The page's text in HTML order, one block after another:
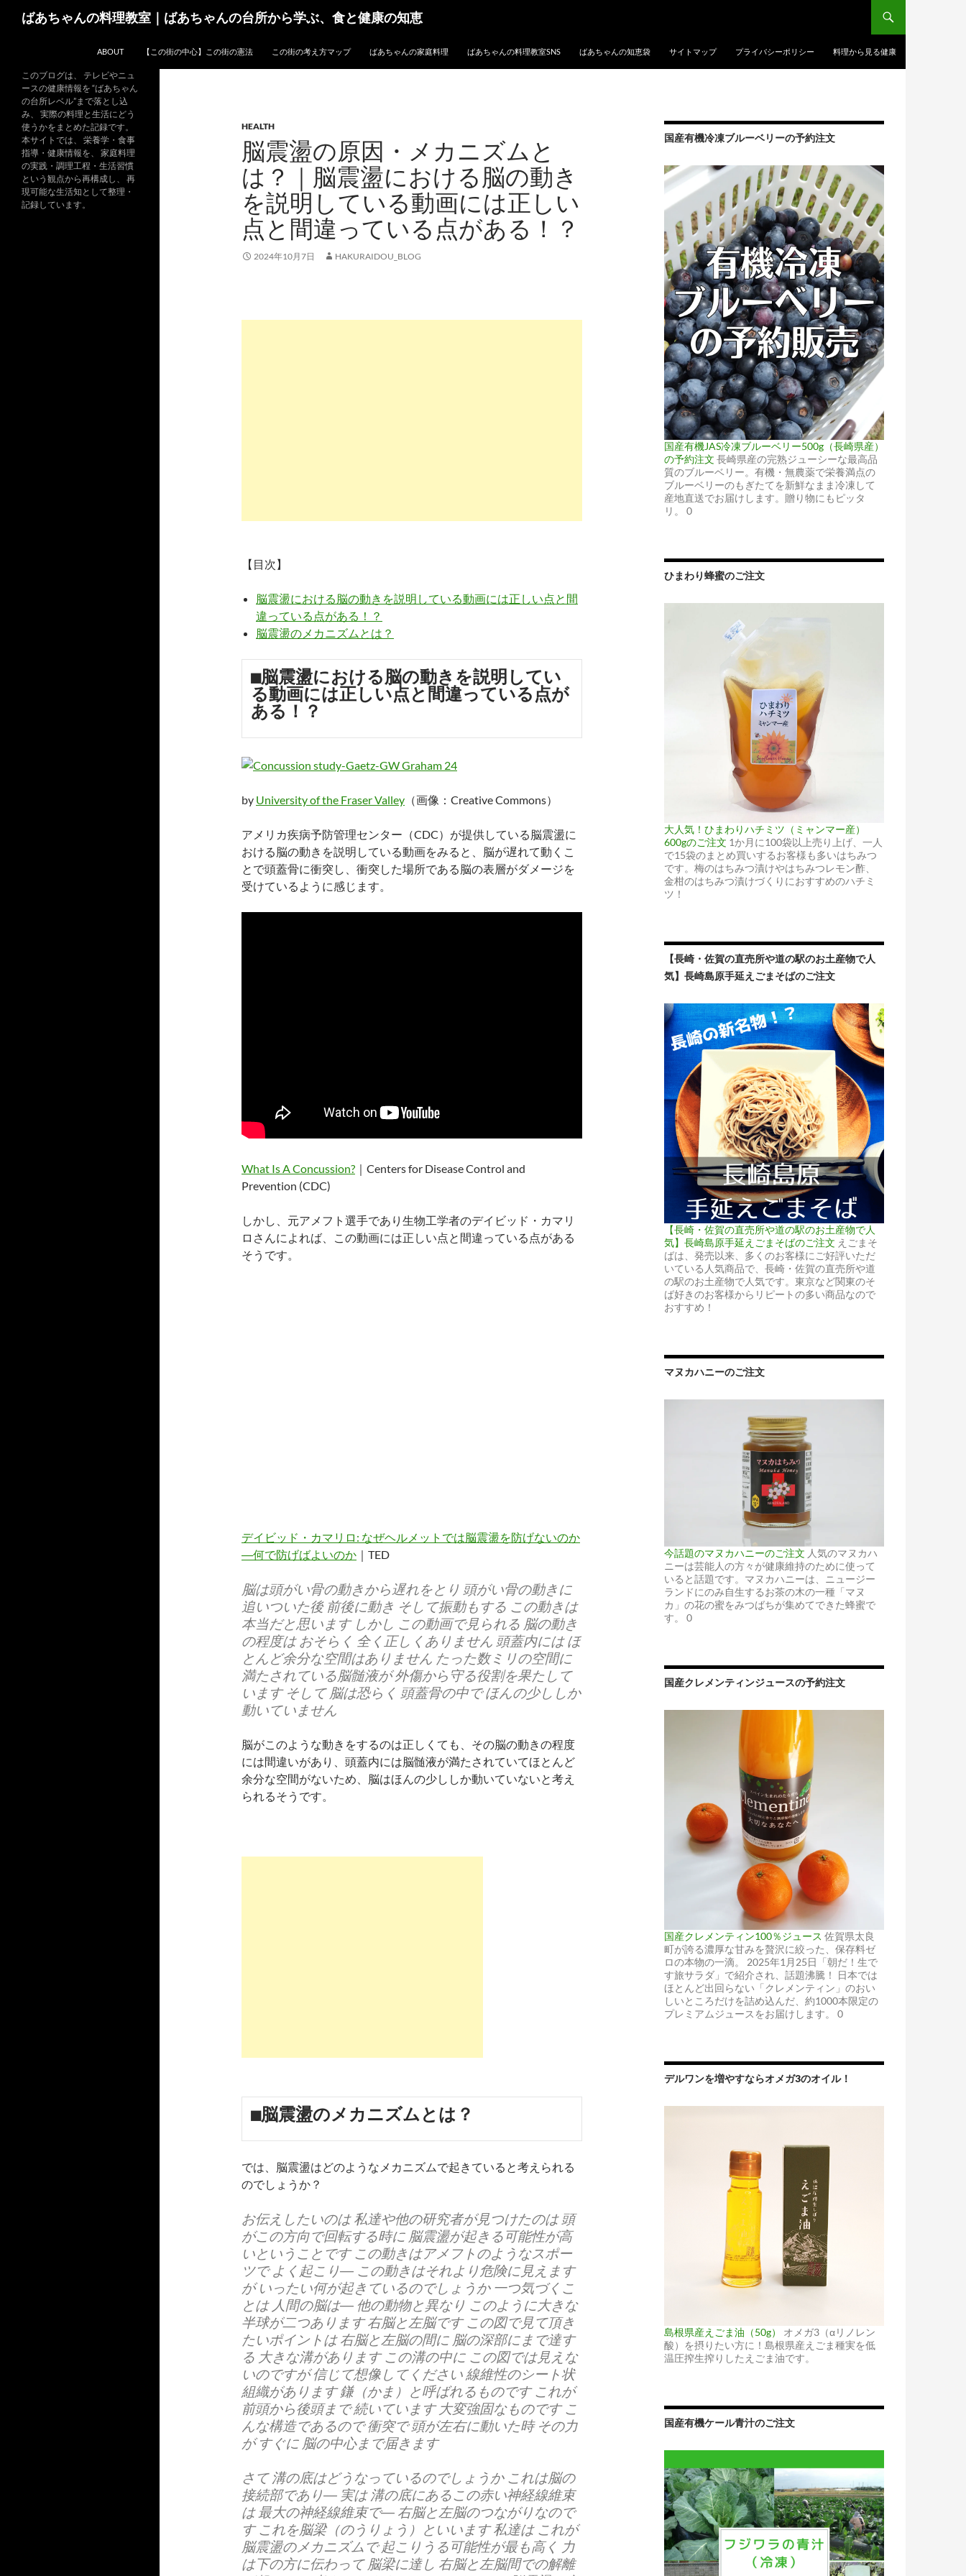
ばあちゃんの料理教室｜ばあちゃんの台所から学ぶ、食と健康の知恵
ABOUT 【この街の中心】この街の憲法 この街の考え方マップ ばあちゃんの家庭料理 ばあちゃんの料理教室SNS ばあちゃんの知恵袋 サイトマップ プライバシーポリシー 料理から見る健康
HEALTH
脳震盪の原因・メカニズムと
は？｜脳震盪における脳の動き
を説明している動画には正しい
点と間違っている点がある！？
2024年10月7日 HAKURAIDOU_BLOG
【目次】
脳震盪における脳の動きを説明している動画には正しい点と間
違っている点がある！？
脳震盪のメカニズムとは？
■脳震盪における脳の動きを説明してい
る動画には正しい点と間違っている点が
ある！？
by University of the Fraser Valley （画像：Creative Commons）
アメリカ疾病予防管理センター（CDC）が提供している脳震盪に
おける脳の動きを説明している動画をみると、脳が遅れて動くこ
とで頭蓋骨に衝突し、衝突した場所である脳の表層がダメージを
受けているように感じます。
What Is A Concussion? ｜Centers for Disease Control and
Prevention (CDC)
しかし、元アメフト選手であり生物工学者のデイビッド・カマリ
ロさんによれば、この動画には正しい点と間違っている点がある
そうです。
デイビッド・カマリロ: なぜヘルメットでは脳震盪を防げないのか
―何で防げばよいのか ｜TED
脳は頭がい骨の動きから遅れをとり 頭がい骨の動きに
追いついた後 前後に動き そして振動もする この動きは
本当だと思います しかし この動画で見られる 脳の動き
の程度は おそらく 全く正しくありません 頭蓋内には ほ
とんど余分な空間はありません たった数ミリの空間に
満たされている脳髄液が 外傷から守る役割を果たして
います そして 脳は恐らく 頭蓋骨の中で ほんの少ししか
動いていません
脳がこのような動きをするのは正しくても、その脳の動きの程度
には間違いがあり、頭蓋内には脳髄液が満たされていてほとんど
余分な空間がないため、脳はほんの少ししか動いていないと考え
られるそうです。
■脳震盪のメカニズムとは？
では、脳震盪はどのようなメカニズムで起きていると考えられる
のでしょうか？
お伝えしたいのは 私達や他の研究者が見つけたのは 頭
がこの方向で回転する時に 脳震盪が起きる可能性が高
いということです この動きはアメフトのようなスポー
ツで よく起こり― この動きはそれより危険に見えます
が いったい何が起きているのでしょうか 一つ気づくこ
とは 人間の脳は― 他の動物と異なり このように大きな
半球が二つあります 右脳と左脳です この図で見て頂き
たいポイントは 右脳と左脳の間に 脳の深部にまで達す
る 大きな溝があります この溝の中に この図では見えな
いのですが 信じて想像してください 線維性のシート状
組織があります 鎌（かま）と呼ばれるものです これが
前頭から後頭まで 続いています 大変強固なものです こ
んな構造であるので 衝突で 頭が左右に動いた時 その力
が すぐに 脳の中心まで届きます
さて 溝の底はどうなっているのでしょうか これは脳の
接続部であり― 実は 溝の底にあるこの赤い神経線維束
は 最大の神経線維束で― 右脳と左脳のつながりなので
す これを脳梁（のうりょう）といいます 私達は これが
脳震盪のメカニズムで 起こりうる可能性が最も高く 力
は下の方に伝わって 脳梁に達し 右脳と左脳間での解離
国産有機冷凍ブルーベリーの予約注文
国産有機JAS冷凍ブルーベリー500g（長崎県産）
の予約注文 長崎県産の完熟ジューシーな最高品
質のブルーベリー。有機・無農薬で栄養満点の
ブルーベリーのもぎたてを新鮮なまま冷凍して
産地直送でお届けします。贈り物にもピッタ
リ。 0
ひまわり蜂蜜のご注文
大人気！ひまわりハチミツ（ミャンマー産）
600gのご注文 1か月に100袋以上売り上げ、一人
で15袋のまとめ買いするお客様も多いはちみつ
です。梅のはちみつ漬けやはちみつレモン酢、
金柑のはちみつ漬けづくりにおすすめのハチミ
ツ！
【長崎・佐賀の直売所や道の駅のお土産物で人
気】長崎島原手延えごまそばのご注文
【長崎・佐賀の直売所や道の駅のお土産物で人
気】長崎島原手延えごまそばのご注文 えごまそ
ばは、発売以来、多くのお客様にご好評いただ
いている人気商品で、長崎・佐賀の直売所や道
の駅のお土産物で人気です。東京など関東のそ
ば好きのお客様からリピートの多い商品なので
おすすめ！
マヌカハニーのご注文
今話題のマヌカハニーのご注文 人気のマヌカハ
ニーは芸能人の方々が健康維持のために使って
いると話題です。マヌカハニーは、ニュージー
ランドにのみ自生するお茶の木の一種「マヌ
カ」の花の蜜をみつばちが集めてできた蜂蜜で
す。 0
国産クレメンティンジュースの予約注文
国産クレメンティン100％ジュース 佐賀県太良
町が誇る濃厚な甘みを贅沢に絞った、保存料ゼ
ロの本物の一滴。 2025年1月25日「朝だ！生で
す旅サラダ」で紹介され、話題沸騰！ 日本では
ほとんど出回らない「クレメンティン」のおい
しいところだけを詰め込んだ、約1000本限定の
プレミアムジュースをお届けします。 0
デルワンを増やすならオメガ3のオイル！
島根県産えごま油（50g）
オメガ3（αリノレン
酸）を摂りたい方に！島根県産えごま種実を低
温圧搾生搾りしたえごま油です。
国産有機ケール青汁のご注文
このブログは、 テレビやニュ
ースの健康情報を “ばあちゃん
の台所レベル”まで落とし込
み、 実際の料理と生活にどう
使うかをまとめた記録です。
本サイトでは、 栄養学・食事
指導・健康情報を、 家庭料理
の実践・調理工程・生活習慣
という観点から再構成し、 再
現可能な生活知として整理・
記録しています。